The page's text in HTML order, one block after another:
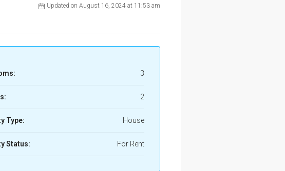
Updated on August 16, 2024 at 11:53 am
3
2
Type: House
Status: For Rent